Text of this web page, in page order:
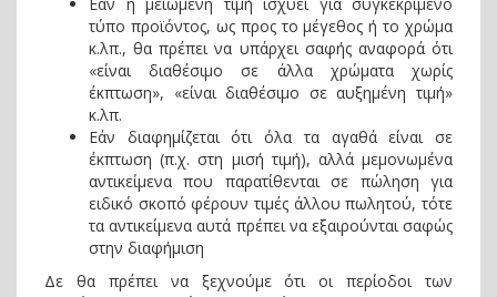
τύπο προϊόντος, ως προς το μέγεθος ή το χρώμα
κ.λπ., θα πρέπει να υπάρχει σαφής αναφορά ότι
«είναι διαθέσιμο σε άλλα χρώματα χωρίς
έκπτωση», «είναι διαθέσιμο σε αυξημένη τιμή»
κ.λπ.
Εάν διαφημίζεται ότι όλα τα αγαθά είναι σε
έκπτωση (π.χ. στη μισή τιμή), αλλά μεμονωμένα
αντικείμενα που παρατίθενται σε πώληση για
ειδικό σκοπό φέρουν τιμές άλλου πωλητού, τότε
τα αντικείμενα αυτά πρέπει να εξαιρούνται σαφώς
στην διαφήμιση
Δε θα πρέπει να ξεχνούμε ότι οι περίοδοι των